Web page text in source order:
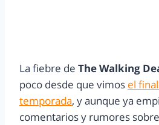
La fiebre de The Walking
poco desde que vimos el
temporada, y aunque ya
comentarios y rumores